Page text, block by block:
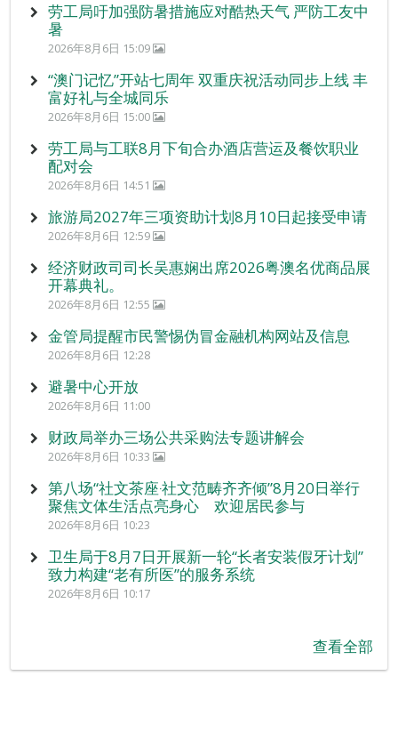
劳工局吁加强防暑措施应对酷热天气 严防工友中
暑
2026年8月6日 15:09
“澳门记忆”开站七周年 双重庆祝活动同步上线 丰
富好礼与全城同乐
2026年8月6日 15:00
劳工局与工联8月下旬合办酒店营运及餐饮职业
配对会
2026年8月6日 14:51
旅游局2027年三项资助计划8月10日起接受申请
2026年8月6日 12:59
经济财政司司长吴惠娴出席2026粤澳名优商品展
开幕典礼。
2026年8月6日 12:55
金管局提醒市民警惕伪冒金融机构网站及信息
2026年8月6日 12:28
避暑中心开放
2026年8月6日 11:00
财政局举办三场公共采购法专题讲解会
2026年8月6日 10:33
第八场“社文茶座‧社文范畴齐齐倾”8月20日举行
聚焦文体生活点亮身心 欢迎居民参与
2026年8月6日 10:23
卫生局于8月7日开展新一轮“长者安装假牙计划”
致力构建“老有所医”的服务系统
2026年8月6日 10:17
查看全部